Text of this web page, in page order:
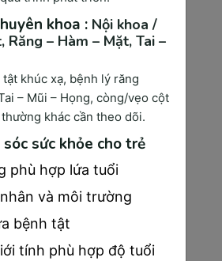
dinh dưỡng và oxy cho thai
đến tuần 28:
pháp dung nạp
Phát hiện và kiểm soát
cơ tiểu đường thai kỳ, giúp
và bé tránh những biến
nguy hiểm.
ngừa uốn ván (mũi đầu):
vệ mẹ và bé khỏi các nguy cơ
trùng trong quá trình sinh
khoa : Nội khoa /
Răng – Hàm – Mặt, Tai –
khúc xạ, bệnh lý răng
– Mũi – Họng, còng/vẹo cột
khác cần theo dõi.
sức khỏe cho trẻ
phù hợp lứa tuổi
và môi trường
bệnh tật
tính phù hợp độ tuổi